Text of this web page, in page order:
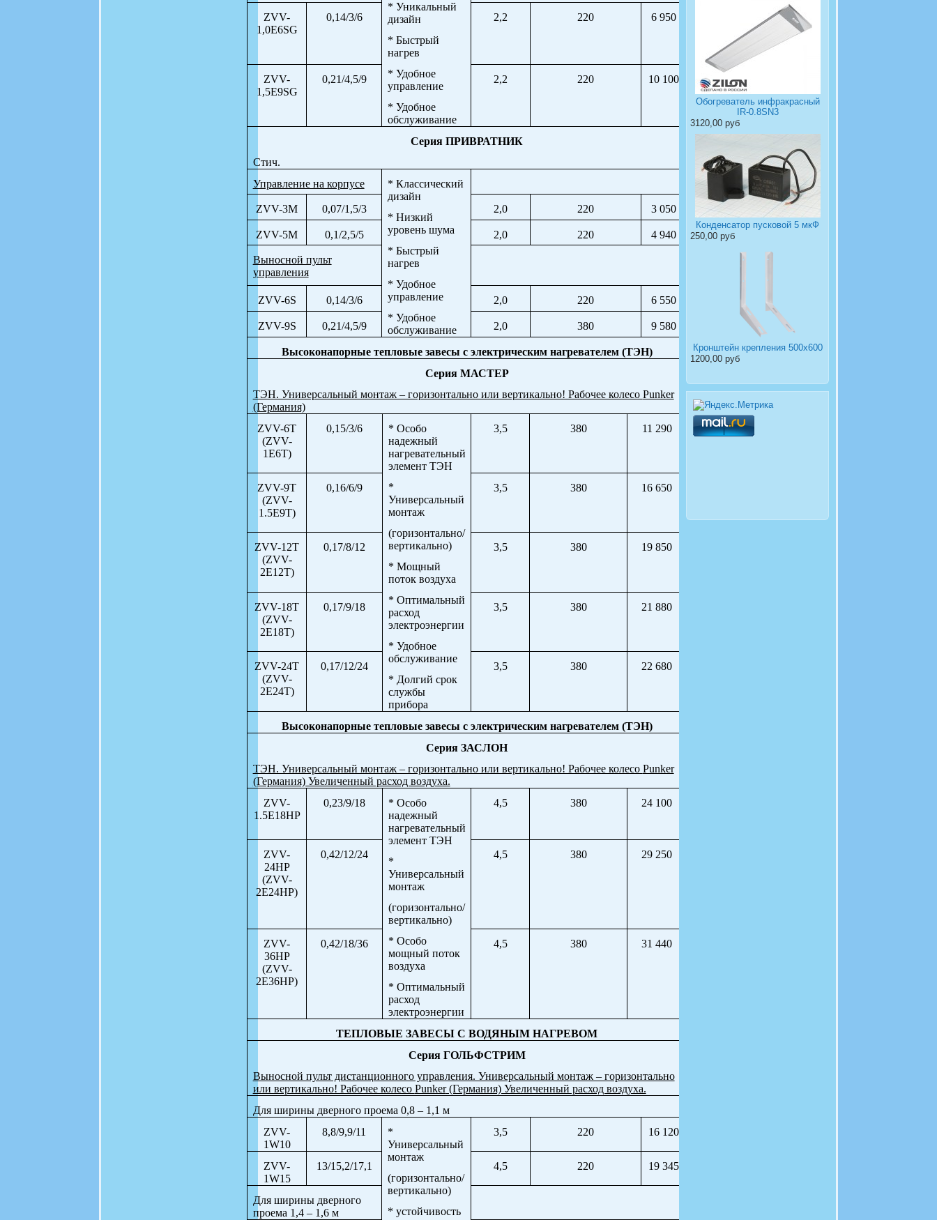
* Уникальный
дизайн
* Быстрый
нагрев
* Удобное
управление
* Удобное
обслуживание
ZVV-
1,0E6SG
0,14/3/6 2,2 220 6 950
ZVV-
1,5E9SG
0,21/4,5/9 2,2 220 10 100
Серия ПРИВРАТНИК
Стич.
Управление на корпусе
* Классический
дизайн
* Низкий
уровень шума
* Быстрый
нагрев
* Удобное
управление
* Удобное
обслуживание
ZVV-3M 0,07/1,5/3 2,0 220 3 050
ZVV-5M 0,1/2,5/5 2,0 220 4 940
Выносной пульт
управления
ZVV-6S 0,14/3/6 2,0 220 6 550
ZVV-9S 0,21/4,5/9 2,0 380 9 580
Высоконапорные тепловые завесы с электрическим нагревателем (ТЭН)
Серия МАСТЕР
ТЭН. Универсальный монтаж – горизонтально или вертикально! Рабочее колесо Punker
(Германия)
ZVV-6T
(ZVV-
1E6T)
0,15/3/6
* Особо
надежный
нагревательный
элемент ТЭН
*
Универсальный
монтаж
(горизонтально/
вертикально)
* Мощный
поток воздуха
* Оптимальный
расход
электроэнергии
* Удобное
обслуживание
* Долгий срок
службы
прибора
3,5 380 11 290
ZVV-9T
(ZVV-
1.5E9T)
0,16/6/9 3,5 380 16 650
ZVV-12T
(ZVV-
2E12T)
0,17/8/12 3,5 380 19 850
ZVV-18T
(ZVV-
2E18T)
0,17/9/18 3,5 380 21 880
ZVV-24T
(ZVV-
2E24T)
0,17/12/24 3,5 380 22 680
Высоконапорные тепловые завесы с электрическим нагревателем (ТЭН)
Серия ЗАСЛОН
ТЭН. Универсальный монтаж – горизонтально или вертикально! Рабочее колесо Punker
(Германия) Увеличенный расход воздуха.
ZVV-
1.5E18HP
0,23/9/18
* Особо
надежный
нагревательный
элемент ТЭН
*
Универсальный
монтаж
(горизонтально/
вертикально)
* Особо
мощный поток
воздуха
* Оптимальный
расход
электроэнергии
4,5 380 24 100
ZVV-
24HP
(ZVV-
2E24HP)
0,42/12/24 4,5 380 29 250
ZVV-
36HP
(ZVV-
2E36HP)
0,42/18/36 4,5 380 31 440
ТЕПЛОВЫЕ ЗАВЕСЫ С ВОДЯНЫМ НАГРЕВОМ
Серия ГОЛЬФСТРИМ
Выносной пульт дистанционного управления. Универсальный монтаж – горизонтально
или вертикально! Рабочее колесо Punker(Германия) Увеличенный расход воздуха.
Для ширины дверного проема 0,8 – 1,1 м
ZVV-
1W10
8,8/9,9/11
*
Универсальный
монтаж
(горизонтально/
вертикально)
* устойчивость
3,5 220 16 120
ZVV-
1W15
13/15,2/17,1 4,5 220 19 345
Для ширины дверного
проема 1,4 – 1,6 м
Обогреватель инфракрасный
IR-0.8SN3
3120,00 руб
Конденсатор пусковой 5 мкФ
250,00 руб
Кронштейн крепления 500х600
1200,00 руб